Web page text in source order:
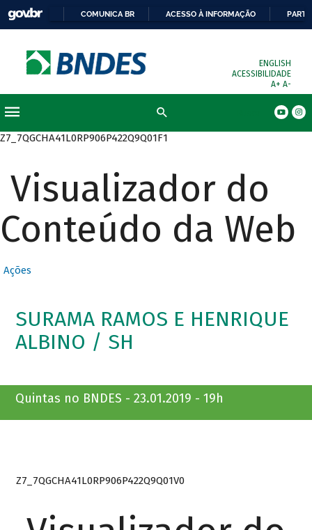
COMUNICA BR ACESSO À INFORMAÇÃO
ENGLISH
ACESSIBILIDADE
A+ A-
Z7_7QGCHA41L0RP906P422Q9Q01F1
Visualizador do
Conteúdo da Web
Ações
SURAMA RAMOS E HENRIQUE
ALBINO / SH
Quintas no BNDES - 23.01.2019 - 19h
Z7_7QGCHA41L0RP906P422Q9Q01V0